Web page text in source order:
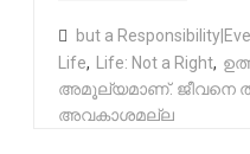
but a
Life, Life: Not a Right,
അമൂല്യമാണ്. ജീവനെ
അവകാശമല്ല